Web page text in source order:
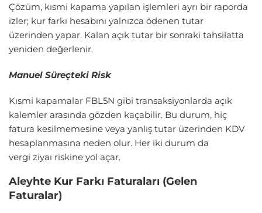
Çözüm, kısmi kapama yapılan işlemleri ayrı bir raporda
izler; kur farkı hesabını yalnızca ödenen tutar
üzerinden yapar. Kalan açık tutar bir sonraki tahsilatta
yeniden değerlenir.
Manuel Süreçteki Risk
Kısmi kapamalar FBL5N gibi transaksiyonlarda açık
kalemler arasında gözden kaçabilir. Bu durum, hiç
fatura kesilmemesine veya yanlış tutar üzerinden KDV
hesaplanmasına neden olur. Her iki durum da
vergi ziyaı riskine yol açar.
Aleyhte Kur Farkı Faturaları (Gelen
Faturalar)